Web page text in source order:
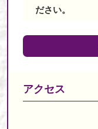
ださい。
アクセス